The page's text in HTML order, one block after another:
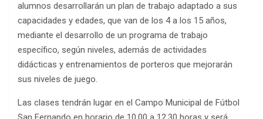
alumnos desarrollarán un plan de trabajo adaptado a sus
capacidades y edades, que van de los 4 a los 15 años,
mediante el desarrollo de un programa de trabajo
específico, según niveles, además de actividades
didácticas y entrenamientos de porteros que mejorarán
sus niveles de juego.
Las clases tendrán lugar en el Campo Municipal de Fútbol